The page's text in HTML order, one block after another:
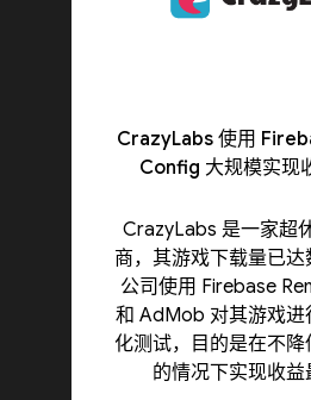
CrazyLabs 使用
Config 大规模实现
CrazyLabs 是一家超
商，其游戏下载量已
公司使用 Firebase
和 AdMob 对其游戏进
化测试，目的是在不
的情况下实现收益